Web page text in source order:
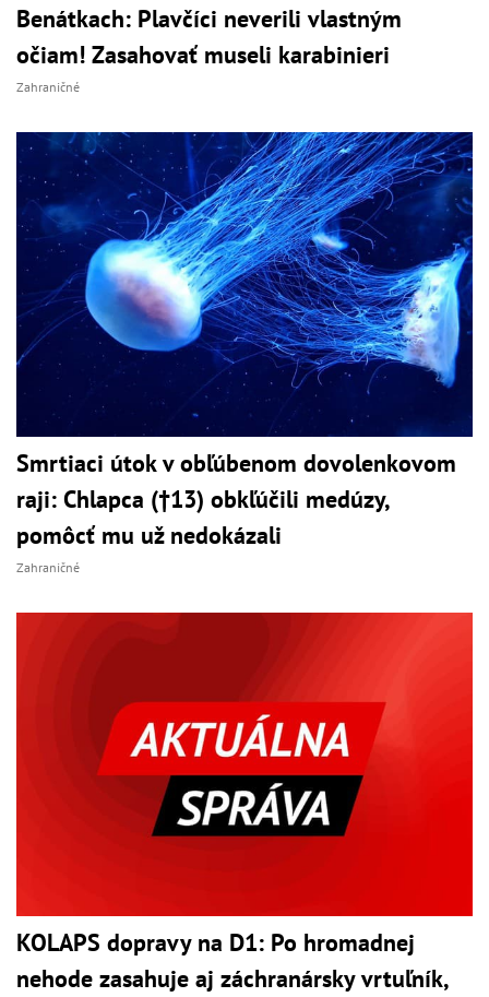
Benátkach: Plavčíci neverili vlastným
očiam! Zasahovať museli karabinieri
Zahraničné
Smrtiaci útok v obľúbenom dovolenkovom
raji: Chlapca (†13) obkľúčili medúzy,
pomôcť mu už nedokázali
Zahraničné
KOLAPS dopravy na D1: Po hromadnej
nehode zasahuje aj záchranársky vrtuľník,